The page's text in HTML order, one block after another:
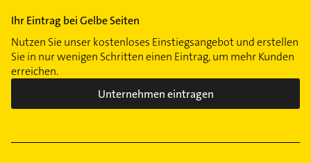
Ihr Eintrag bei Gelbe Seiten
Nutzen Sie unser kostenloses Einstiegsangebot und erstellen
Sie in nur wenigen Schritten einen Eintrag, um mehr Kunden
erreichen.
Unternehmen eintragen